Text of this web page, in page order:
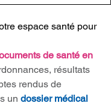
espace santé pour
de santé en
résultats
rendus de
un dossier médical